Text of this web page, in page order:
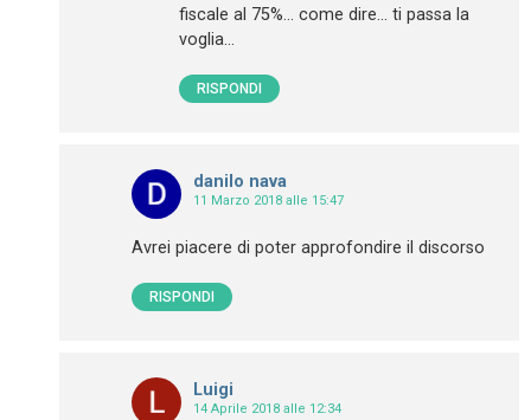
fiscale al 75%… come dire… ti passa la
voglia…
RISPONDI
danilo nava
11 Marzo 2018 alle 15:47
Avrei piacere di poter approfondire il discorso
RISPONDI
Luigi
14 Aprile 2018 alle 12:34